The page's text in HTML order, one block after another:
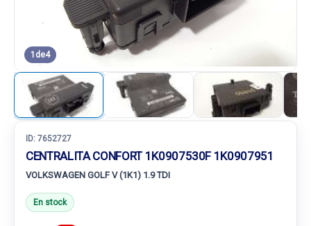
1 de4
ID: 7652727
CENTRALITA CONFORT 1K0907530F 1K0907951
VOLKSWAGEN GOLF V (1K1) 1.9 TDI
En stock